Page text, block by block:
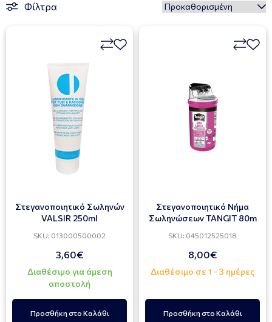
Φίλτρα
Στεγανοποιητικό Σωληνών
VALSIR 250ml
SKU: 013000500002
3,60€
Διαθέσιμο για άμεση
αποστολή
Προσθήκη στο Καλάθι
Στεγανοποιητικό Νήμα
Σωληνώσεων ΤΑNGIT 80m
SKU: 045012525018
8,00€
Διαθέσιμο σε 1 - 3 ημέρες
Προσθήκη στο Καλάθι